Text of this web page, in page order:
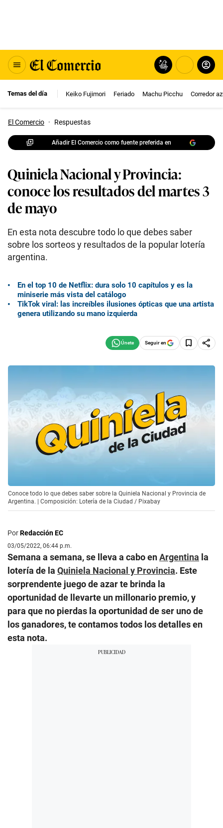
Temas del día Keiko Fujimori Feriado Machu Picchu Corredor
El Comercio · Respuestas
Añadir El Comercio como fuente preferida en
Quiniela Nacional y Provincia:
conoce los resultados del martes 3
de mayo
En esta nota descubre todo lo que debes saber
sobre los sorteos y resultados de la popular lotería
argentina.
En el top 10 de Netflix: dura solo 10 capítulos y es la
miniserie más vista del catálogo
TikTok viral: las increíbles ilusiones ópticas que una artista
genera utilizando su mano izquierda
Seguir en
Conoce todo lo que debes saber sobre la Quiniela Nacional y Provincia de
Argentina. | Composición: Lotería de la Ciudad / Pixabay
PorRedacción EC
03/05/2022, 06:44 p.m.
Semana a semana, se lleva a cabo enArgentina la
lotería de la Quiniela Nacional y Provincia. Este
sorprendente juego de azar te brinda la
oportunidad de llevarte un millonario premio, y
para que no pierdas la oportunidad de ser uno de
los ganadores, te contamos todos los detalles en
esta nota.